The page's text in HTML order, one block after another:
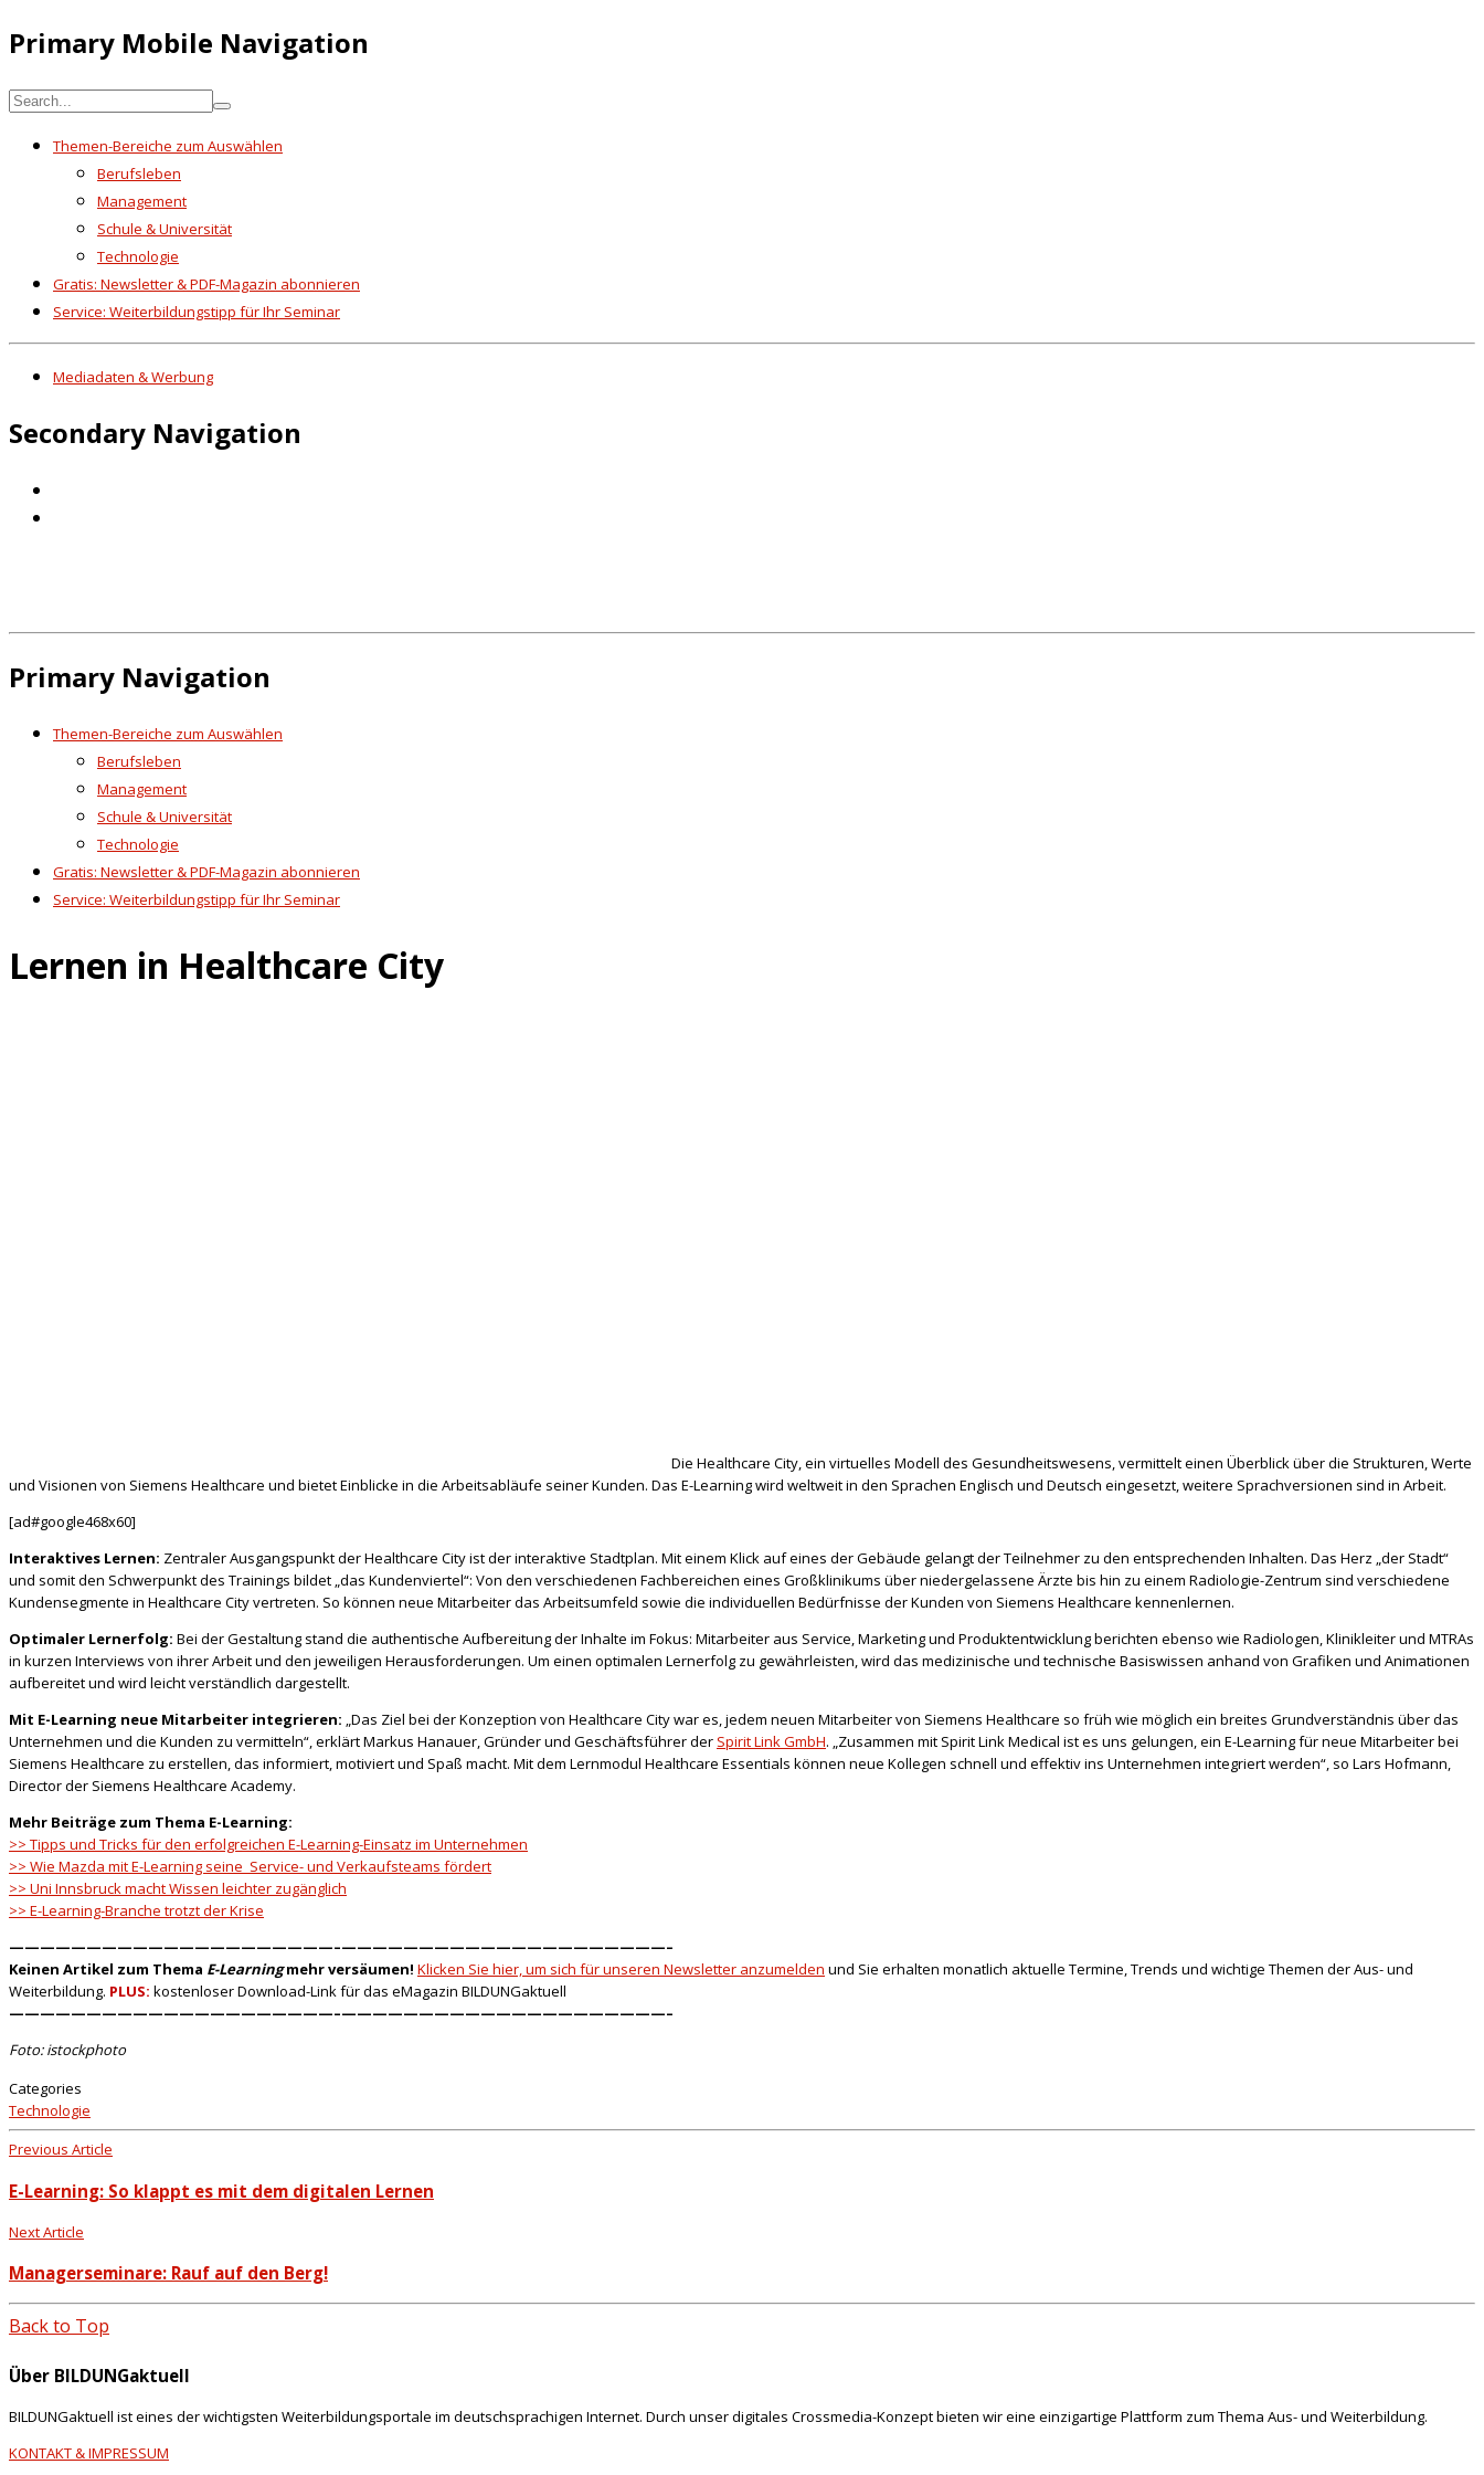
Primary Mobile Navigation
Themen-Bereiche zum Auswählen
Berufsleben
Management
Schule & Universität
Technologie
Gratis: Newsletter & PDF-Magazin abonnieren
Service: Weiterbildungstipp für Ihr Seminar
Mediadaten & Werbung
Secondary Navigation
Primary Navigation
Themen-Bereiche zum Auswählen
Berufsleben
Management
Schule & Universität
Technologie
Gratis: Newsletter & PDF-Magazin abonnieren
Service: Weiterbildungstipp für Ihr Seminar
Lernen in Healthcare City
Die Healthcare City, ein virtuelles Modell des Gesundheitswesens, vermittelt einen Überblick über die Strukturen, Werte
und Visionen von Siemens Healthcare und bietet Einblicke in die Arbeitsabläufe seiner Kunden. Das E-Learning wird weltweit in den Sprachen Englisch und Deutsch eingesetzt, weitere Sprachversionen sind in Arbeit.
[ad#google468x60]
Interaktives Lernen: Zentraler Ausgangspunkt der Healthcare City ist der interaktive Stadtplan. Mit einem Klick auf eines der Gebäude gelangt der Teilnehmer zu den entsprechenden Inhalten. Das Herz „der Stadt“
und somit den Schwerpunkt des Trainings bildet „das Kundenviertel“: Von den verschiedenen Fachbereichen eines Großklinikums über niedergelassene Ärzte bis hin zu einem Radiologie-Zentrum sind verschiedene
Kundensegmente in Healthcare City vertreten. So können neue Mitarbeiter das Arbeitsumfeld sowie die individuellen Bedürfnisse der Kunden von Siemens Healthcare kennenlernen.
Optimaler Lernerfolg: Bei der Gestaltung stand die authentische Aufbereitung der Inhalte im Fokus: Mitarbeiter aus Service, Marketing und Produktentwicklung berichten ebenso wie Radiologen, Klinikleiter und MTRAs
in kurzen Interviews von ihrer Arbeit und den jeweiligen Herausforderungen. Um einen optimalen Lernerfolg zu gewährleisten, wird das medizinische und technische Basiswissen anhand von Grafiken und Animationen
aufbereitet und wird leicht verständlich dargestellt.
Mit E-Learning neue Mitarbeiter integrieren: „Das Ziel bei der Konzeption von Healthcare City war es, jedem neuen Mitarbeiter von Siemens Healthcare so früh wie möglich ein breites Grundverständnis über das
Unternehmen und die Kunden zu vermitteln“, erklärt Markus Hanauer, Gründer und Geschäftsführer der Spirit Link GmbH. „Zusammen mit Spirit Link Medical ist es uns gelungen, ein E-Learning für neue Mitarbeiter bei
Siemens Healthcare zu erstellen, das informiert, motiviert und Spaß macht. Mit dem Lernmodul Healthcare Essentials können neue Kollegen schnell und effektiv ins Unternehmen integriert werden“, so Lars Hofmann,
Director der Siemens Healthcare Academy.
Mehr Beiträge zum Thema E-Learning:
>> Tipps und Tricks für den erfolgreichen E-Learning-Einsatz im Unternehmen
>> Wie Mazda mit E-Learning seine Service- und Verkaufsteams fördert
>> Uni Innsbruck macht Wissen leichter zugänglich
>> E-Learning-Branche trotzt der Krise
—————————————————————–—————————————————————–
Keinen Artikel zum Thema E-Learningmehr versäumen! Klicken Sie hier, um sich für unseren Newsletter anzumelden und Sie erhalten monatlich aktuelle Termine, Trends und wichtige Themen der Aus- und
Weiterbildung. PLUS: kostenloser Download-Link für das eMagazin BILDUNGaktuell
—————————————————————–—————————————————————–
Foto: istockphoto
Categories
Technologie
Previous Article
E-Learning: So klappt es mit dem digitalen Lernen
Next Article
Managerseminare: Rauf auf den Berg!
Back to Top
Über BILDUNGaktuell
BILDUNGaktuell ist eines der wichtigsten Weiterbildungsportale im deutschsprachigen Internet. Durch unser digitales Crossmedia-Konzept bieten wir eine einzigartige Plattform zum Thema Aus- und Weiterbildung.
KONTAKT & IMPRESSUM